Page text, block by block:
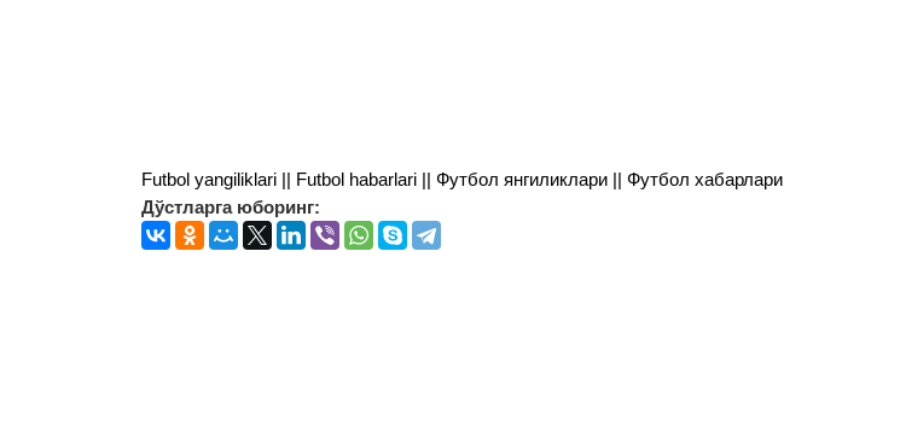
Futbol yangiliklari || Futbol habarlari || Футбол янгиликлари || Футбол хабарлари
Дўстларга юборинг: